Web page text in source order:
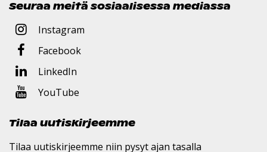
Seuraa meitä sosiaalisessa mediassa
Instagram
Facebook
LinkedIn
YouTube
Tilaa uutiskirjeemme
Tilaa uutiskirjeemme niin pysyt ajan tasalla